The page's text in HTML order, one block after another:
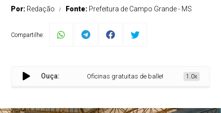
Por: Redação Fonte: Prefeitura de Campo Grande - MS
Compartilhe:
Ouça: Oficinas gratuitas de ballet chegam a crianças da
1.0x